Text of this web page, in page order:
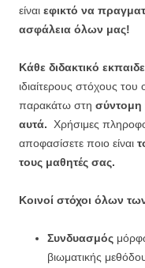
είναι εφικτό να
ασφάλεια όλων μας!
Κάθε διδακτικό
ιδιαίτερους στόχους του
παρακάτω στη σύντομη
αυτά.
Χρήσιμες
αποφασίσετε ποιο είναι
τους μαθητές σας.
Κοινοί στόχοι όλων
Συνδυασμός
βιωματικής